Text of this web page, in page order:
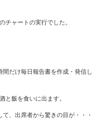
チャートの実行でした。
だけ毎日報告書を作成・発信し
と飯を食いに出ます。
、出席者から驚きの目が・・・